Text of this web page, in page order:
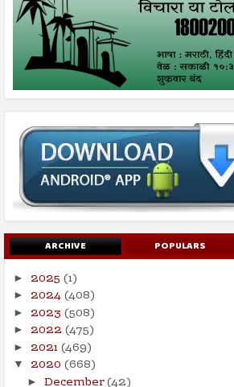
ARCHIVE POPULARS
► 2025 (1)
► 2024(408)
► 2023 (508)
► 2022 (475)
► 2021(469)
▼ 2020 (668)
► December(42)